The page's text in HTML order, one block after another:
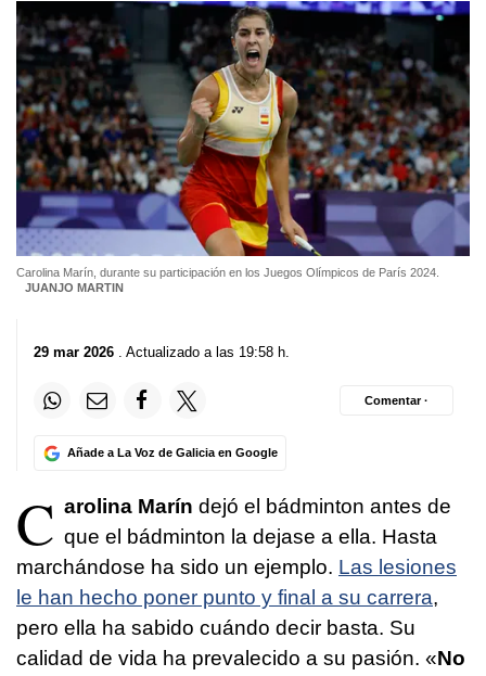
Carolina Marín, durante su participación en los Juegos Olímpicos de París 2024.
JUANJO MARTIN
29 mar 2026 . Actualizado a las 19:58 h.
Añade a La Voz de Galicia en Google
Comentar ·
C arolina Marín dejó el bádminton antes de
que el bádminton la dejase a ella. Hasta
marchándose ha sido un ejemplo. Las lesiones
le han hecho poner punto y final a su carrera,
pero ella ha sabido cuándo decir basta. Su
calidad de vida ha prevalecido a su pasión. «No